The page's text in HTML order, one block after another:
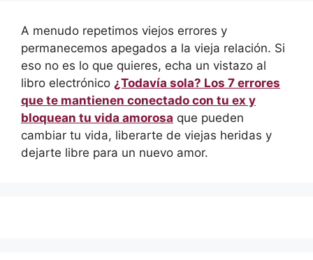
A menudo repetimos viejos errores y
permanecemos apegados a la vieja relación. Si
eso no es lo que quieres, echa un vistazo al
libro electrónico ¿Todavía sola? Los 7 errores
que te mantienen conectado con tu ex y
bloquean tu vida amorosa que pueden
cambiar tu vida, liberarte de viejas heridas y
dejarte libre para un nuevo amor.